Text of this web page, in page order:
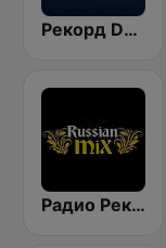
Рекорд Deep (Record Deep)
Радио Рекорд Russian Mix (Radio Record Russian Mix)